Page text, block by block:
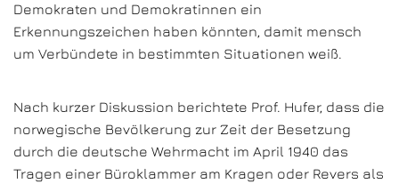
Demokraten und Demokratinnen ein
Erkennungszeichen haben könnten, damit mensch
um Verbündete in bestimmten Situationen weiß.
Nach kurzer Diskussion berichtete Prof. Hufer, dass die
norwegische Bevölkerung zur Zeit der Besetzung
durch die deutsche Wehrmacht im April 1940 das
Tragen einer Büroklammer am Kragen oder Revers als